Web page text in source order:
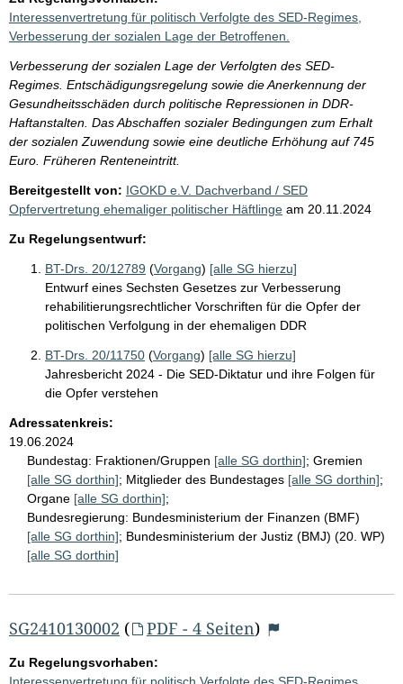
Interessenvertretung für politisch Verfolgte des SED-Regimes,
Verbesserung der sozialen Lage der Betroffenen.
Verbesserung der sozialen Lage der Verfolgten des SED-
Regimes. Entschädigungsregelung sowie die Anerkennung der
Gesundheitsschäden durch politische Repressionen in DDR-
Haftanstalten. Das Abschaffen sozialer Bedingungen zum Erhalt
der sozialen Zuwendung sowie eine deutliche Erhöhung auf 745
Euro. Früheren Renteneintritt.
Bereitgestellt von: IGOKD e.V. Dachverband / SED
Opfervertretung ehemaliger politischer Häftlinge am 20.11.2024
Zu Regelungsentwurf:
BT-Drs. 20/12789 (Vorgang) [alle SG hierzu]
Entwurf eines Sechsten Gesetzes zur Verbesserung
rehabilitierungsrechtlicher Vorschriften für die Opfer der
politischen Verfolgung in der ehemaligen DDR
BT-Drs. 20/11750 (Vorgang) [alle SG hierzu]
Jahresbericht 2024 - Die SED-Diktatur und ihre Folgen für
die Opfer verstehen
Adressatenkreis:
19.06.2024
Bundestag: Fraktionen/Gruppen [alle SG dorthin]; Gremien
[alle SG dorthin]; Mitglieder des Bundestages [alle SG dorthin];
Organe [alle SG dorthin];
Bundesregierung: Bundesministerium der Finanzen (BMF)
[alle SG dorthin]; Bundesministerium der Justiz (BMJ) (20. WP)
[alle SG dorthin]
SG2410130002 ( PDF - 4 Seiten)
Zu Regelungsvorhaben:
Interessenvertretung für politisch Verfolgte des SED-Regimes,